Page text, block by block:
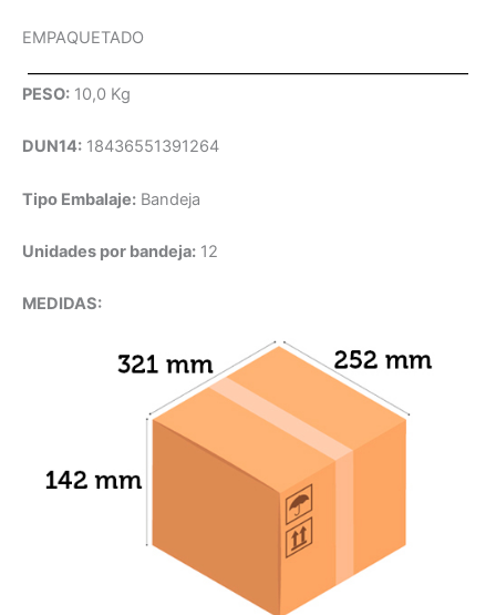
EMPAQUETADO
PESO: 10,0 Kg
DUN14: 18436551391264
Tipo Embalaje: Bandeja
Unidades por bandeja: 12
MEDIDAS: